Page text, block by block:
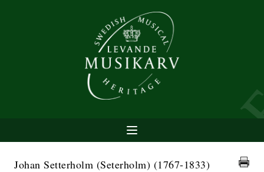
Johan Setterholm (Seterholm) (1767-1833)